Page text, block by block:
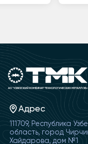
Адрес
111709, Республика
область, город
Хайдарова, дом №1